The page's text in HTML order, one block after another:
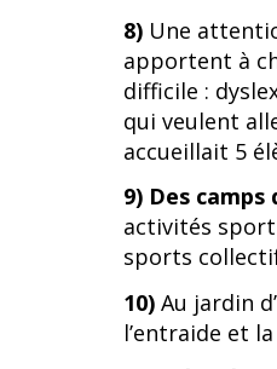
8) Une
apportent à
difficile :
qui veulent
accueillait 5
9) Des camps
activités
sports
10) Au jardin
l’entraide et